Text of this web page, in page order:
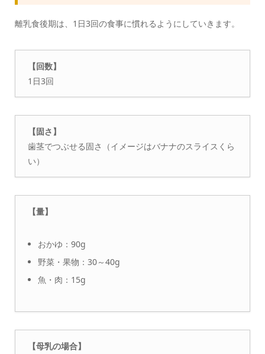
離乳食後期は、1日3回の食事に慣れるようにしていきます。
【回数】
1日3回
【固さ】
歯茎でつぶせる固さ（イメージはバナナのスライスくら
い）
【量】
おかゆ：90g
野菜・果物：30～40g
魚・肉：15g
【母乳の場合】